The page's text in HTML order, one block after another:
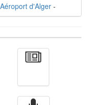
d'Alger -